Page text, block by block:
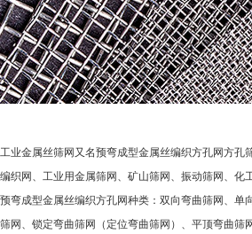
工业金属丝筛网又名预弯成型金属丝编织方孔网方孔
编织网、工业用金属筛网、矿山筛网、振动筛网、化
预弯成型金属丝编织方孔网种类：双向弯曲筛网、单
筛网、锁定弯曲筛网（定位弯曲筛网）、平顶弯曲筛